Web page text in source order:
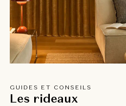
GUIDES ET CONSEILS
Les rideaux